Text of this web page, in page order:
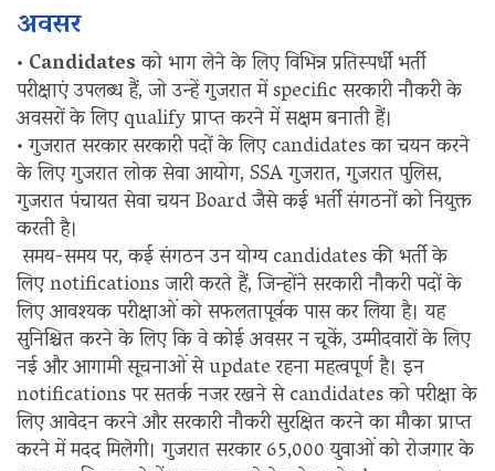
अवसर
• Candidatesको भाग लेने के लिए विभिन्न प्रतिस्पर्धी भर्ती
परीक्षाएं उपलब्ध हैं, जो उन्हें गुजरात में specific सरकारी नौकरी के
अवसरों के लिए qualify प्राप्त करने में सक्षम बनाती हैं।
• गुजरात सरकार सरकारी पदों के लिए candidates का चयन करने
के लिए गुजरात लोक सेवा आयोग, SSA गुजरात, गुजरात पुलिस,
गुजरात पंचायत सेवा चयन Board जैसे कई भर्ती संगठनों को नियुक्त
करती है।
समय-समय पर, कई संगठन उन योग्य candidates की भर्ती के
लिए notifications जारी करते हैं, जिन्होंने सरकारी नौकरी पदों के
लिए आवश्यक परीक्षाओं को सफलतापूर्वक पास कर लिया है। यह
सुनिश्चित करने के लिए कि वे कोई अवसर न चूकें, उम्मीदवारों के लिए
नई और आगामी सूचनाओं से update रहना महत्वपूर्ण है। इन
notifications पर सतर्क नजर रखने से candidates को परीक्षा के
लिए आवेदन करने और सरकारी नौकरी सुरक्षित करने का मौका प्राप्त
करने में मदद मिलेगी। गुजरात सरकार 65,000 युवाओं को रोजगार के